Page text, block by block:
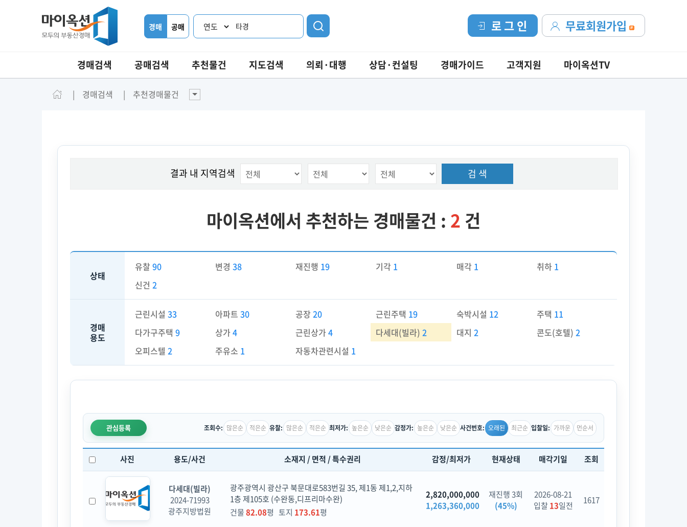
경매 공매 타경 무료회원가입
로 그 인
경매검색 공매검색 추천물건 지도검색 의뢰·대행 상담·컨설팅 경매가이드 고객지원 마이옥션TV
경매검색 추천경매물건
결과 내 지역검색 검 색
마이옥션에서 추천하는 경매물건 : 2 건
상태
유찰 90 변경38 재진행 19 기각 1 매각 1 취하 1
신건 2
경매
용도
근린시설 33 아파트30 공장20 근린주택 19 숙박시설 12 주택 11
다가구주택 9 상가4 근린상가4 다세대(빌라)2 대지 2 콘도(호텔) 2
오피스텔 2 주유소 1 자동차관련시설 1
관심등록 조회수: 많은순 적은순 유찰: 많은순 적은순 최저가: 높은순 낮은순 감정가: 높은순 낮은순 사건번호: 오래된 최근순 입찰일: 가까운 먼순서
사진 용도/사건 소재지 / 면적 / 특수권리 감정/최저가 현재상태 매각기일 조회
다세대(빌라)
2024-71993
광주지방법원
광주광역시 광산구 북문대로583번길 35, 제1동 제1,2,지하
1층 제105호 (수완동,디프리마수완)
건물82.08평 토지 173.61평
2,820,000,000
1,263,360,000
재진행 3회
(45%)
2026-08-21
입찰13일전 1617